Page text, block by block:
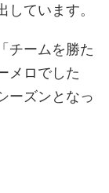
ています。
チームを勝た
メロでした
ーズンとなっ